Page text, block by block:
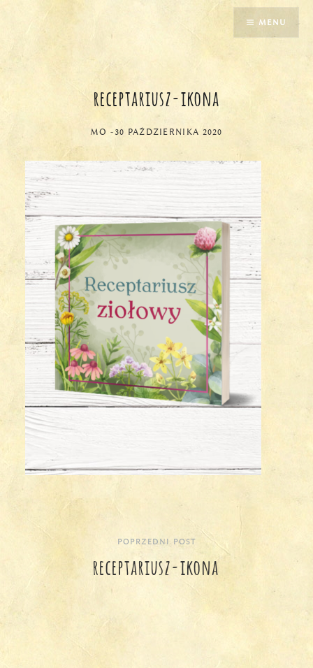
MENU
receptariusz-ikona
MO -30 PAŹDZIERNIKA 2020
POPRZEDNI POST
receptariusz-ikona